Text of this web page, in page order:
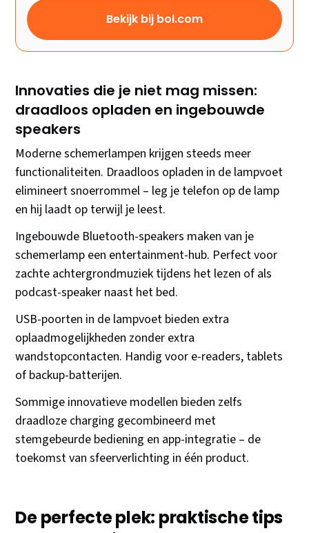
Bekijk bij bol.com
Innovaties die je niet mag missen:
draadloos opladen en ingebouwde
speakers
Moderne schemerlampen krijgen steeds meer
functionaliteiten. Draadloos opladen in de lampvoet
elimineert snoerrommel – leg je telefon op de lamp
en hij laadt op terwijl je leest.
Ingebouwde Bluetooth-speakers maken van je
schemerlamp een entertainment-hub. Perfect voor
zachte achtergrondmuziek tijdens het lezen of als
podcast-speaker naast het bed.
USB-poorten in de lampvoet bieden extra
oplaadmogelijkheden zonder extra
wandstopcontacten. Handig voor e-readers, tablets
of backup-batterijen.
Sommige innovatieve modellen bieden zelfs
draadloze charging gecombineerd met
stemgebeurde bediening en app-integratie – de
toekomst van sfeerverlichting in één product.
De perfecte plek: praktische tips